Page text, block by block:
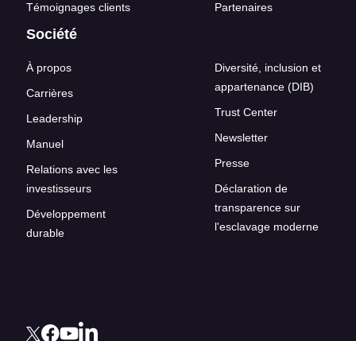
Témoignages clients
Partenaires
Société
À propos
Carrières
Leadership
Manuel
Relations avec les
investisseurs
Développement
durable
Diversité, inclusion et
appartenance (DIB)
Trust Center
Newsletter
Presse
Déclaration de
transparence sur
l'esclavage moderne